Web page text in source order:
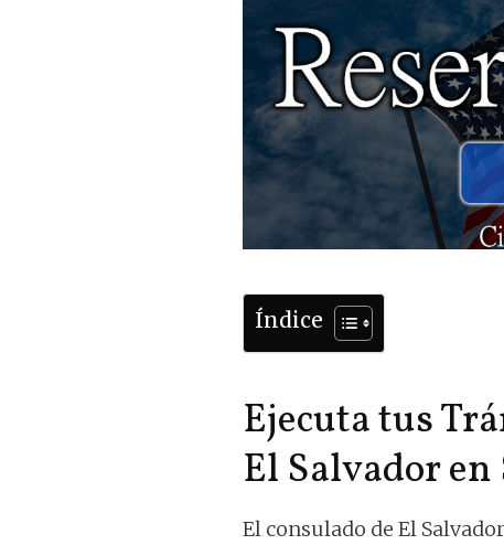
Índice
Ejecuta tus
El Salvador
El consulado de El